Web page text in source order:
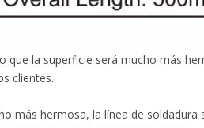
la superficie será mucho más
clientes.
más hermosa, la línea de soldadura